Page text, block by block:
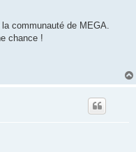
communauté de MEGA.
chance !